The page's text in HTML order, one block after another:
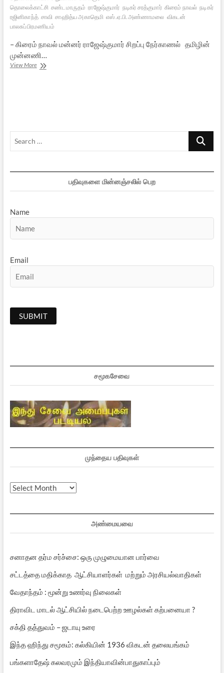
தொலைக்காட்சி சண்டமாருதம் ராஜேஷ்குமார் நடிகர் சரத்குமார் கிரைம் நாவல் நடிகர்
ரஜினிகாந்த் சாவி சாஹித்ய அகாதெமி எஸ்.ஏ.பி.அண்ணாமலை விகடன்
பாலசுப்பிரமணியம்
– கிரைம் நாவல் மன்னர் ராஜேஷ்குமார் சிறப்பு நேர்காணல் தமிழின்
முன்னணி…
View Moreவாசகர்களின்
Search
பதிவுகளை மின்னஞ்சலில் பெற
Name
Email
சமூகசேவை
முந்தைய பதிவுகள்
முந்தைய
அண்மையவை
சனாதன தர்ம சர்ச்சை: ஒரு முழுமையான பார்வை
சட்டத்தை மதிக்காத ஆட்சியாளர்கள் மற்றும் அரசியல்வாதிகள்
வேதாந்தம் : மூன்று உணர்வு நிலைகள்
திராவிட மாடல் ஆட்சியில் நடைபெற்ற ஊழல்கள் கற்பனையா ?
சக்தி தத்துவம் – ஜடாயு உரை
இந்த ஹிந்து சமூகம்: கல்கியின் 1936 விகடன் தலையங்கம்
பங்களாதேஷ் கலவரமும் இந்தியாவின்பாதுகாப்பும்